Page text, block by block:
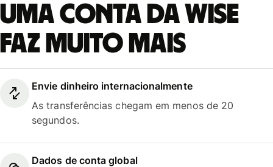
Uma conta da Wise
faz muito mais
Envie dinheiro internacionalmente
As transferências chegam em menos de 20
segundos.
Dados de conta global